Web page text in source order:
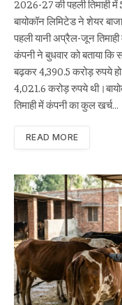
2026-27 की पहली तिमाही
बायोकॉन लिमिटेड ने शेयर
पहली यानी अप्रैल-जून
कंपनी ने बुधवार को बताया
बढ़कर 4,390.5 करोड़ रुपये हो
4,021.6 करोड़ रुपये
तिमाही में कंपनी का कुल खर्च…
READ MORE